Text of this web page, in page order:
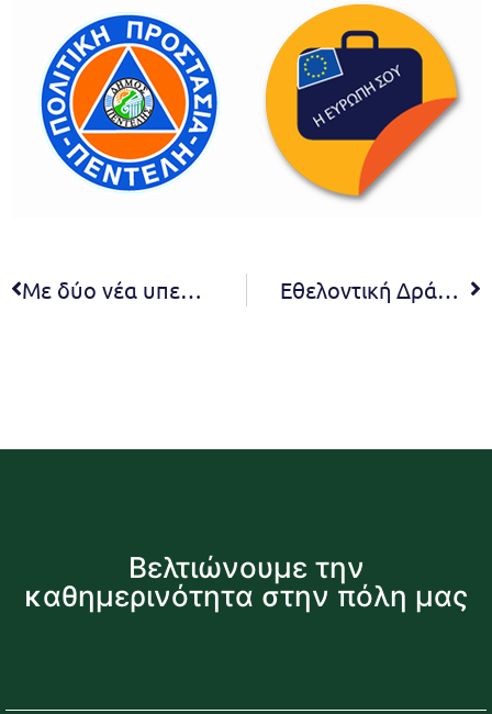
Με δύο νέα υπερσύγχρονα απορριμματοφόρα ενισχύεται ο Δήμος Πεντέλης Εθελοντική Δράση Καθαρισμού από το Δήμο Πεντέλης και τον ΣΠΑΠ. Λόφος Προφήτη Ηλία, Νέα Πεντέλη – Κυριακή 16/5 – 10 π.μ.
Βελτιώνουμε την
καθημερινότητα στην πόλη μας